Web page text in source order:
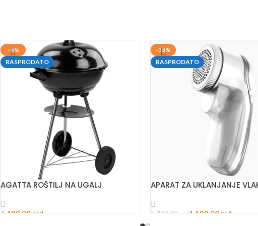
-8%
RASPRODATO
AGATTA ROŠTILJ NA UGALJ
rsd
-33%
RASPRODATO
APARAT ZA UKLANJANJE
1.799,00rsd1.199,00rsd